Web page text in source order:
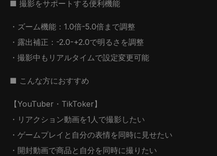
■ 撮影をサポートする便利機能
・ズーム機能：1.0倍-5.0倍まで調整
・露出補正：-2.0-+2.0で明るさを調整
・撮影中もリアルタイムで設定変更可能
■ こんな方におすすめ
【YouTuber・TikToker】
・リアクション動画を1人で撮影したい
・ゲームプレイと自分の表情を同時に見せたい
・開封動画で商品と自分を同時に撮りたい